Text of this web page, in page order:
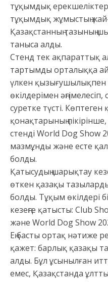
тұқымдық
тұқымдық жұмыстың
Қазақстанның тазының
таныса алды.
Стенд тек ақпараттық
тартымды орталыққа
үлкен қызығушылықпен
өкілдерімен
суретке түсті.
қонақтарының
стенді World Dog Show
мазмұнды және есте
болды.
Қатысудың шарықтау
өткен қазақы
болды. Тұқым өкілдері
кезеңге қатысты: Club
және World Dog Show
Ең басты ортақ нәтиже
қажет: барлық қазақы
алды. Бұл ұсынылған
емес, Қазақстанда